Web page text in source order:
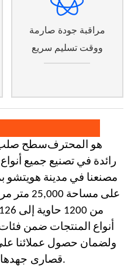
مراقبة جودة صارمة
ووقت تسليم سريع
هو المحترفسطح
رائدة في تصنيع جميع
مصنعنا في مدينة هويتشو
على
من 1200 حاوية إلى 126 دولة سنويًا، تشمل
أنواع المنتجات ضمن
ولضمان حصول عملائنا
KKR® قصارىجهدها في تطوير منتجاتها.